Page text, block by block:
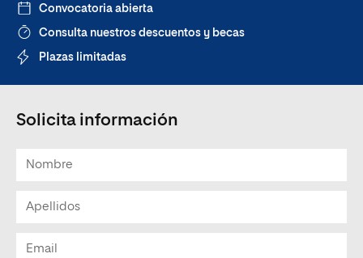
Convocatoria abierta
Consulta nuestros descuentos y becas
Plazas limitadas
Solicita información